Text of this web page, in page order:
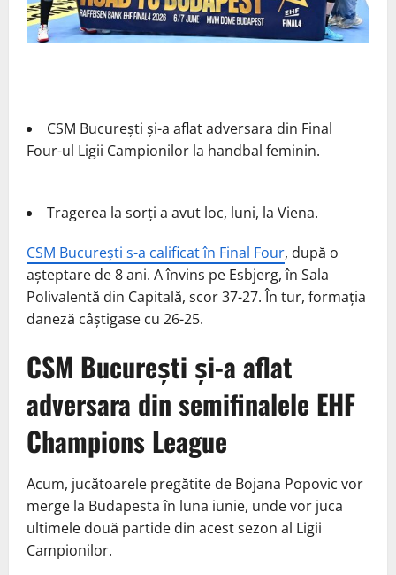
CSM București și-a aflat adversara din Final
Four-ul Ligii Campionilor la handbal feminin.
Tragerea la sorți a avut loc, luni, la Viena.
CSM București s-a calificat în Final Four, după o
așteptare de 8 ani. A învins pe Esbjerg, în Sala
Polivalentă din Capitală, scor 37-27. În tur, formația
daneză câștigase cu 26-25.
CSM București și-a aflat
adversara din semifinalele EHF
Champions League
Acum, jucătoarele pregătite de Bojana Popovic vor
merge la Budapesta în luna iunie, unde vor juca
ultimele două partide din acest sezon al Ligii
Campionilor.